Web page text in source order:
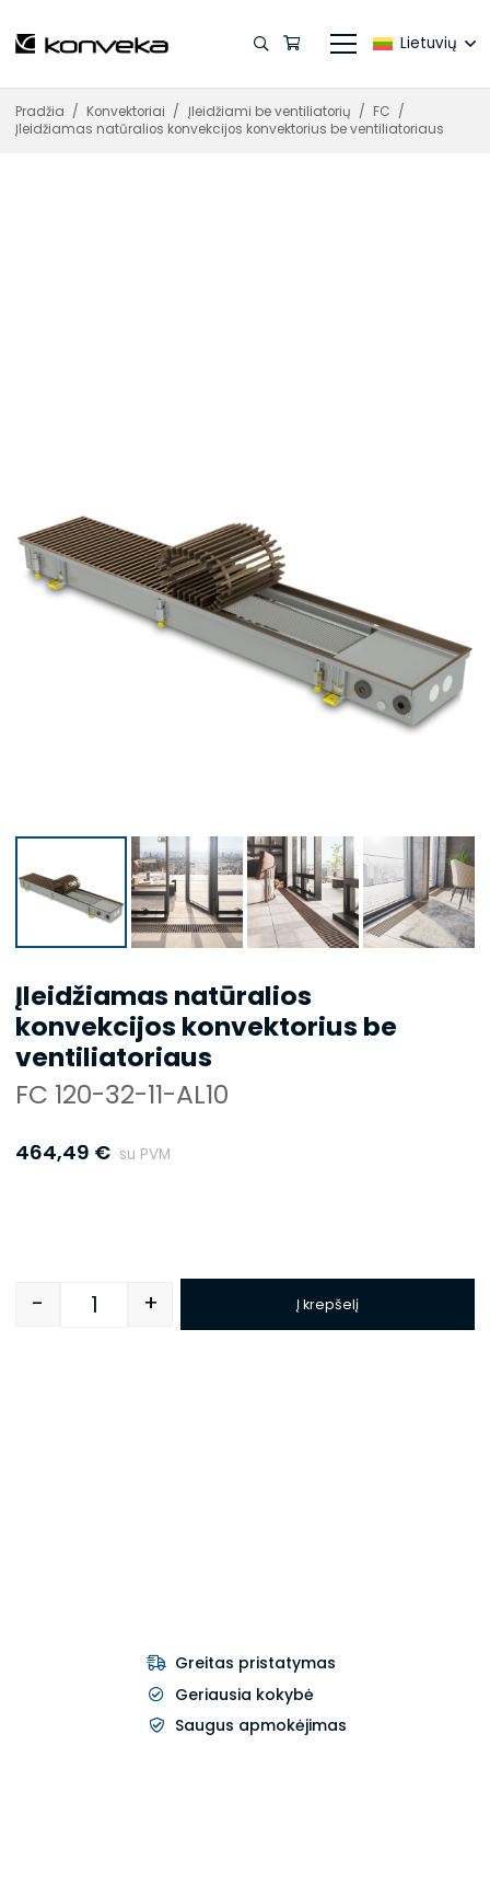
Lietuvių
Pradžia / Konvektoriai / Įleidžiami be ventiliatorių / FC /
Įleidžiamas natūralios konvekcijos konvektorius be ventiliatoriaus
Įleidžiamas natūralios
konvekcijos konvektorius be
ventiliatoriaus
FC 120-32-11-AL10
464,49 € su PVM
Quantity
- + Į krepšelį
Greitas pristatymas
Geriausia kokybė
Saugus apmokėjimas